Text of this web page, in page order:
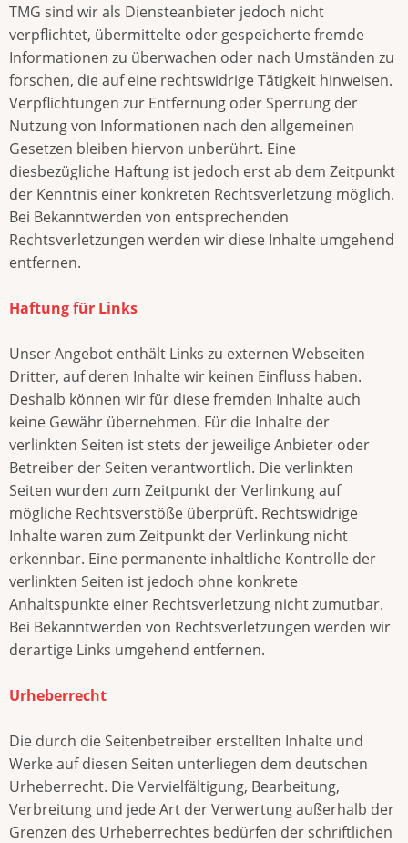
TMG sind wir als Diensteanbieter jedoch nicht
verpflichtet, übermittelte oder gespeicherte fremde
Informationen zu überwachen oder nach Umständen zu
forschen, die auf eine rechtswidrige Tätigkeit hinweisen.
Verpflichtungen zur Entfernung oder Sperrung der
Nutzung von Informationen nach den allgemeinen
Gesetzen bleiben hiervon unberührt. Eine
diesbezügliche Haftung ist jedoch erst ab dem Zeitpunkt
der Kenntnis einer konkreten Rechtsverletzung möglich.
Bei Bekanntwerden von entsprechenden
Rechtsverletzungen werden wir diese Inhalte umgehend
entfernen.
Haftung für Links
Unser Angebot enthält Links zu externen Webseiten
Dritter, auf deren Inhalte wir keinen Einfluss haben.
Deshalb können wir für diese fremden Inhalte auch
keine Gewähr übernehmen. Für die Inhalte der
verlinkten Seiten ist stets der jeweilige Anbieter oder
Betreiber der Seiten verantwortlich. Die verlinkten
Seiten wurden zum Zeitpunkt der Verlinkung auf
mögliche Rechtsverstöße überprüft. Rechtswidrige
Inhalte waren zum Zeitpunkt der Verlinkung nicht
erkennbar. Eine permanente inhaltliche Kontrolle der
verlinkten Seiten ist jedoch ohne konkrete
Anhaltspunkte einer Rechtsverletzung nicht zumutbar.
Bei Bekanntwerden von Rechtsverletzungen werden wir
derartige Links umgehend entfernen.
Urheberrecht
Die durch die Seitenbetreiber erstellten Inhalte und
Werke auf diesen Seiten unterliegen dem deutschen
Urheberrecht. Die Vervielfältigung, Bearbeitung,
Verbreitung und jede Art der Verwertung außerhalb der
Grenzen des Urheberrechtes bedürfen der schriftlichen